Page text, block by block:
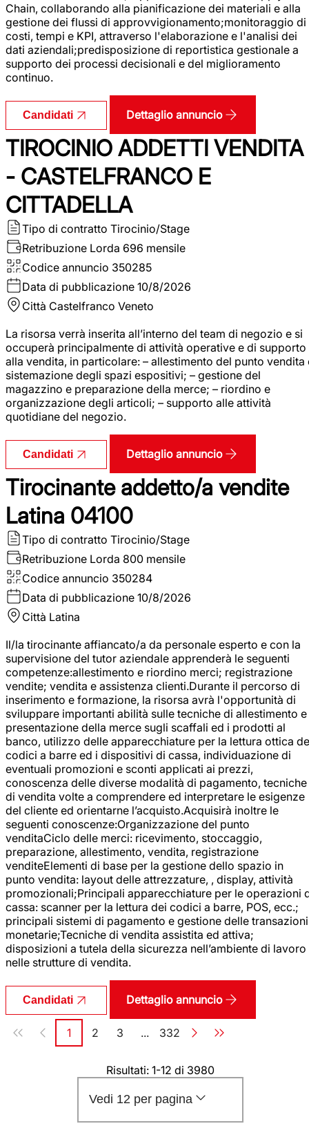
Chain, collaborando alla pianificazione dei materiali e alla
gestione dei flussi di approvvigionamento;monitoraggio di
costi, tempi e KPI, attraverso l'elaborazione e l'analisi dei
dati aziendali;predisposizione di reportistica gestionale a
supporto dei processi decisionali e del miglioramento
continuo.
Candidati Dettaglio annuncio
TIROCINIO ADDETTI VENDITA
- CASTELFRANCO E
CITTADELLA
Tipo di contratto Tirocinio/Stage
Retribuzione Lorda 696 mensile
Codice annuncio 350285
Data di pubblicazione 10/8/2026
Città Castelfranco Veneto
La risorsa verrà inserita all’interno del team di negozio e si
occuperà principalmente di attività operative e di supporto
alla vendita, in particolare: – allestimento del punto vendita
sistemazione degli spazi espositivi; – gestione del
magazzino e preparazione della merce; – riordino e
organizzazione degli articoli; – supporto alle attività
quotidiane del negozio.
Candidati Dettaglio annuncio
Tirocinante addetto/a vendite
Latina 04100
Tipo di contratto Tirocinio/Stage
Retribuzione Lorda 800 mensile
Codice annuncio 350284
Data di pubblicazione 10/8/2026
Città Latina
Il/la tirocinante affiancato/a da personale esperto e con la
supervisione del tutor aziendale apprenderà le seguenti
competenze:allestimento e riordino merci; registrazione
vendite; vendita e assistenza clienti.Durante il percorso di
inserimento e formazione, la risorsa avrà l'opportunità di
sviluppare importanti abilità sulle tecniche di allestimento e
presentazione della merce sugli scaffali ed i prodotti al
banco, utilizzo delle apparecchiature per la lettura ottica
codici a barre ed i dispositivi di cassa, individuazione di
eventuali promozioni e sconti applicati ai prezzi,
conoscenza delle diverse modalità di pagamento, tecniche
di vendita volte a comprendere ed interpretare le esigenze
del cliente ed orientarne l’acquisto.Acquisirà inoltre le
seguenti conoscenze:Organizzazione del punto
venditaCiclo delle merci: ricevimento, stoccaggio,
preparazione, allestimento, vendita, registrazione
venditeElementi di base per la gestione dello spazio in
punto vendita: layout delle attrezzature, , display, attività
promozionali;Principali apparecchiature per le operazioni
cassa: scanner per la lettura dei codici a barre, POS, ecc.;
principali sistemi di pagamento e gestione delle transazioni
monetarie;Tecniche di vendita assistita ed attiva;
disposizioni a tutela della sicurezza nell’ambiente di lavoro
nelle strutture di vendita.
Candidati Dettaglio annuncio
Paginazione
Pagina
1 Pagina
2 Pagina
3 ... Pagina
332
Risultati: 1-12 di 3980
Vedi 12 per pagina